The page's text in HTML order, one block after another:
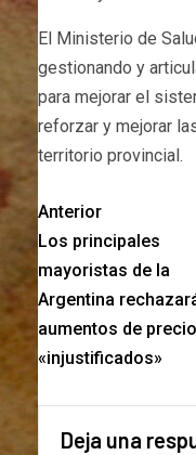
El Ministerio de
gestionando y
para mejorar el
reforzar y mejorar
territorio provincial.
Anterior
Los principales
mayoristas de la
Argentina
aumentos de
«injustificados»
Deja una